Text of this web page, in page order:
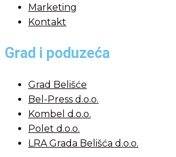
Marketing
Kontakt
Grad i poduzeća
Grad Belišće
Bel-Press d.o.o.
Kombel d.o.o.
Polet d.o.o.
LRA Grada Belišća d.o.o.